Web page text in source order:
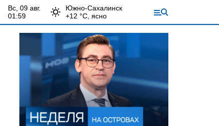
вс, 09 авг.
01:59
Южно-Сахалинск
+12 °С, ясно